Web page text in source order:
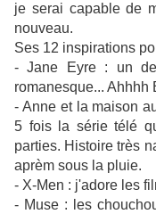
je serai capable de
nouveau.
Ses 12 inspirations
- Jane Eyre : un
romanesque... Ahhhh
- Anne et la maison
5 fois la série télé
parties. Histoire très
aprèm sous la pluie.
- X-Men : j'adore les
- Muse : les